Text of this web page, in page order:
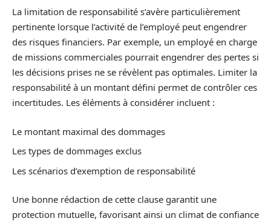
La limitation de responsabilité s’avère particulièrement
pertinente lorsque l’activité de l’employé peut engendrer
des risques financiers. Par exemple, un employé en charge
de missions commerciales pourrait engendrer des pertes si
les décisions prises ne se révèlent pas optimales. Limiter la
responsabilité à un montant défini permet de contrôler ces
incertitudes. Les éléments à considérer incluent :
Le montant maximal des dommages
Les types de dommages exclus
Les scénarios d’exemption de responsabilité
Une bonne rédaction de cette clause garantit une
protection mutuelle, favorisant ainsi un climat de confiance